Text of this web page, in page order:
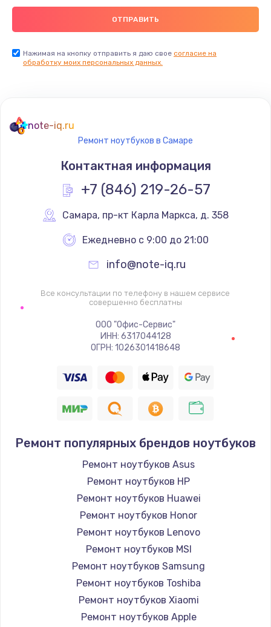
Нажимая на кнопку отправить я даю свое согласие на
обработку моих персональных данных.
note-iq.ru
Ремонт ноутбуков в Самаре
Контактная информация
+7 (846) 219-26-57
Самара, пр-кт Карла Маркса, д. 358
Ежедневно с 9:00 до 21:00
info@note-iq.ru
Все консультации по телефону в нашем сервисе
совершенно бесплатны
ООО "Офис-Сервис"
ИНН: 6317044128
ОГРН: 1026301418648
Ремонт популярных брендов ноутбуков
Ремонт ноутбуков Asus
Ремонт ноутбуков HP
Ремонт ноутбуков Huawei
Ремонт ноутбуков Honor
Ремонт ноутбуков Lenovo
Ремонт ноутбуков MSI
Ремонт ноутбуков Samsung
Ремонт ноутбуков Toshiba
Ремонт ноутбуков Xiaomi
Ремонт ноутбуков Apple